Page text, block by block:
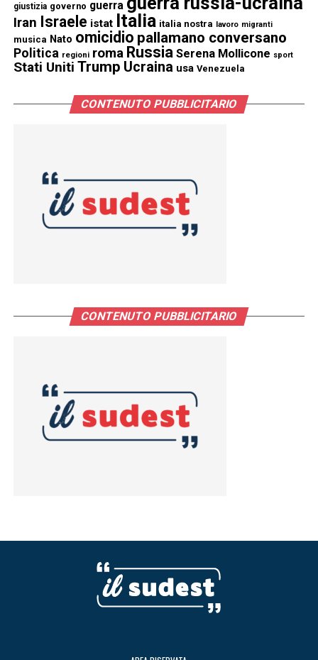
giustizia governo guerra
Iran Israele istat Italia italia nostra lavoro migranti
musica Nato omicidio pallamano conversano
Politica regioni roma Russia Serena Mollicone sport
Stati Uniti Trump Ucraina usa Venezuela
CONTENUTO PUBBLICITARIO
CONTENUTO PUBBLICITARIO